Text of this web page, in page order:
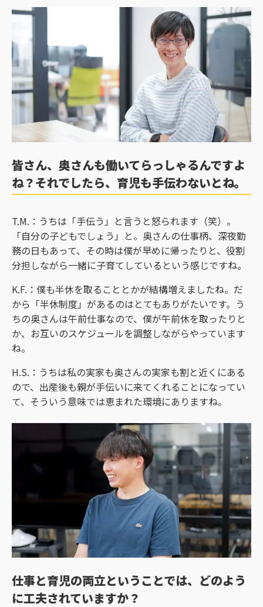
皆さん、奥さんも働いてらっしゃるんですよ
ね？それでしたら、育児も手伝わないとね。
T.M.：うちは「手伝う」と言うと怒られます（笑）。
「自分の子どもでしょう」と。奥さんの仕事柄、深夜勤
務の日もあって、その時は僕が早めに帰ったりと、役割
分担しながら一緒に子育てしているという感じですね。
K.F.：僕も半休を取ることとかが結構増えましたね。だ
から「半休制度」があるのはとてもありがたいです。う
ちの奥さんは午前仕事なので、僕が午前休を取ったりと
か、お互いのスケジュールを調整しながらやっています
ね。
H.S.：うちは私の実家も奥さんの実家も割と近くにある
ので、出産後も親が手伝いに来てくれることになってい
て、そういう意味では恵まれた環境にありますね。
仕事と育児の両立ということでは、どのよう
に工夫されていますか？